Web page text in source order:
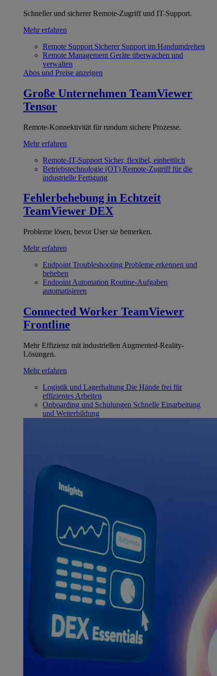
Schneller und sicherer Remote-Zugriff und IT-Support.
Mehr erfahren
Remote Support Sicherer Support im Handumdrehen
Remote Management Geräte überwachen und
verwalten
Abos und Preise anzeigen
Große Unternehmen TeamViewer
Tensor
Remote-Konnektivität für rundum sichere Prozesse.
Mehr erfahren
Remote-IT-Support Sicher, flexibel, einheitlich
Betriebstechnologie (OT) Remote-Zugriff für die
industrielle Fertigung
Fehlerbehebung in Echtzeit
TeamViewer DEX
Probleme lösen, bevor User sie bemerken.
Mehr erfahren
Endpoint Troubleshooting Probleme erkennen und
beheben
Endpoint Automation Routine-Aufgaben
automatisieren
Connected Worker TeamViewer
Frontline
Mehr Effizienz mit industriellen Augmented-Reality-
Lösungen.
Mehr erfahren
Logistik und Lagerhaltung Die Hände frei für
effizientes Arbeiten
Onboarding und Schulungen Schnelle Einarbeitung
und Weiterbildung